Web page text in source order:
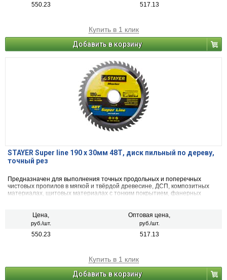
550.23 517.13
Купить в 1 клик
Добавить в корзину
STAYER Super line 190 x 30мм 48Т, диск пильный по дереву,
точный рез
Предназначен для выполнения точных продольных и поперечных
чистовых пропилов в мягкой и твёрдой древесине, ДСП, композитных
материалах, щитовых материалах с тонким покрытием, фанерных
Цена,
руб./шт.
Оптовая цена,
руб./шт.
550.23 517.13
Купить в 1 клик
Добавить в корзину